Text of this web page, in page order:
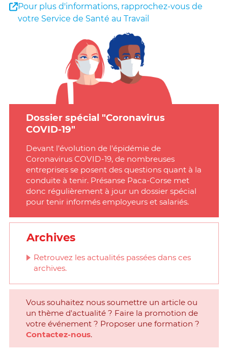
Pour plus d'informations, rapprochez-vous de
votre Service de Santé au Travail
Dossier spécial "Coronavirus
COVID-19"
Devant l'évolution de l'épidémie de
Coronavirus COVID-19, de nombreuses
entreprises se posent des questions quant à la
conduite à tenir. Présanse Paca-Corse met
donc régulièrement à jour un dossier spécial
pour tenir informés employeurs et salariés.
Archives
Retrouvez les actualités passées dans ces
archives.
Vous souhaitez nous soumettre un article ou
un thème d'actualité ? Faire la promotion de
votre événement ? Proposer une formation ?
Contactez-nous.